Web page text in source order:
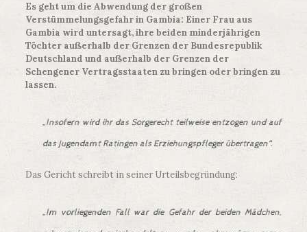
Es geht um die Abwendung der großen
Verstümmelungsgefahr in Gambia: Einer Frau aus
Gambia wird untersagt, ihre beiden minderjährigen
Töchter außerhalb der Grenzen der Bundesrepublik
Deutschland und außerhalb der Grenzen der
Schengener Vertragsstaaten zu bringen oder bringen zu
lassen.
„Insofern wird ihr das Sorgerecht teilweise entzogen und auf
das Jugendamt Ratingen als Erziehungspfleger übertragen“.
Das Gericht schreibt in seiner Urteilsbegründung:
„Im vorliegenden Fall war die Gefahr der beiden Mädchen,